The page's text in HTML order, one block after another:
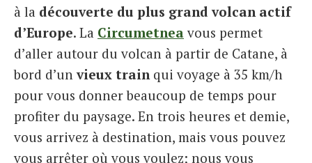
à la découverte du plus grand volcan actif
d’Europe. La Circumetnea vous permet
d’aller autour du volcan à partir de Catane, à
bord d’unvieux trainqui voyage à 35 km/h
pour vous donner beaucoup de temps pour
profiter du paysage. En trois heures et demie,
vous arrivez à destination, mais vous pouvez
vous arrêter où vous voulez; nous vous